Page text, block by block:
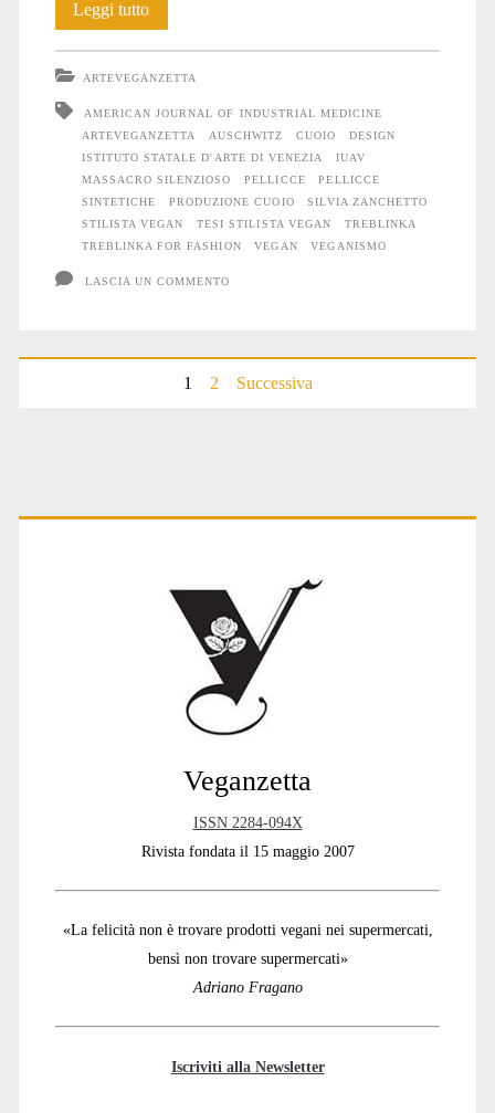
Leggi tuttoSilvia
Zanchetto:
Treblinka
for
fashion
ARTEVEGANZETTA
AMERICAN JOURNAL OF INDUSTRIAL MEDICINE
ARTEVEGANZETTA
AUSCHWITZ CUOIO
DESIGN
ISTITUTO STATALE D'ARTE DI VENEZIA
IUAV
MASSACRO SILENZIOSO
PELLICCE
PELLICCE
SINTETICHE
PRODUZIONE CUOIO
SILVIA ZANCHETTO
STILISTA VEGAN
TESI STILISTA VEGAN
TREBLINKA
TREBLINKA FOR FASHION
VEGAN VEGANISMO
LASCIA UN COMMENTO
Paginazione
1 2 Successiva
Primary
Veganzetta
ISSN 2284-094X
Rivista fondata il 15 maggio 2007
«La felicità non è trovare prodotti vegani nei supermercati,
bensì non trovare supermercati»
Adriano Fragano
Iscriviti alla Newsletter